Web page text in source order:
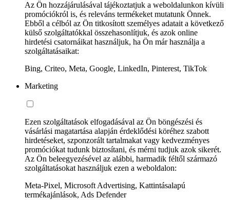
Az Ön hozzájárulásával tájékoztatjuk a weboldalunkon kívüli
promóciókról is, és releváns termékeket mutatunk Önnek.
Ebből a célból az Ön titkosított személyes adatait a következő
külső szolgáltatókkal összehasonlítjuk, és azok online
hirdetési csatornáikat használjuk, ha Ön már használja a
szolgáltatásaikat:
Bing, Criteo, Meta, Google, LinkedIn, Pinterest, TikTok
Marketing
Ezen szolgáltatások elfogadásával az Ön böngészési és
vásárlási magatartása alapján érdeklődési köréhez szabott
hirdetéseket, szponzorált tartalmakat vagy kedvezményes
promóciókat tudunk biztosítani, és mérni tudjuk azok sikerét.
Az Ön beleegyezésével az alábbi, harmadik féltől származó
szolgáltatásokat használjuk ezen a weboldalon:
Meta-Pixel, Microsoft Advertising, Kattintásalapú
termékajánlások, Ads Defender